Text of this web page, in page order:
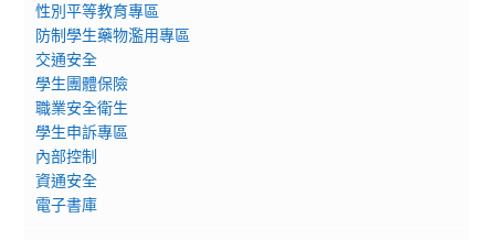
性別平等教育專區
防制學生藥物濫用專區
交通安全
學生團體保險
職業安全衛生
學生申訴專區
內部控制
資通安全
電子書庫